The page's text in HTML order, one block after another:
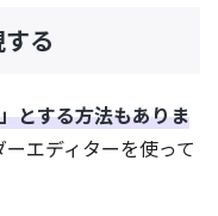
る
とする方法もありま
エディターを使って